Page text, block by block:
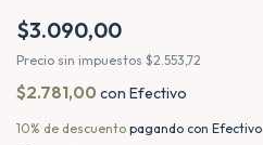
$3.090,00
Precio sin impuestos $2.553,72
$2.781,00 con Efectivo
10% de descuento pagando con Efectivo